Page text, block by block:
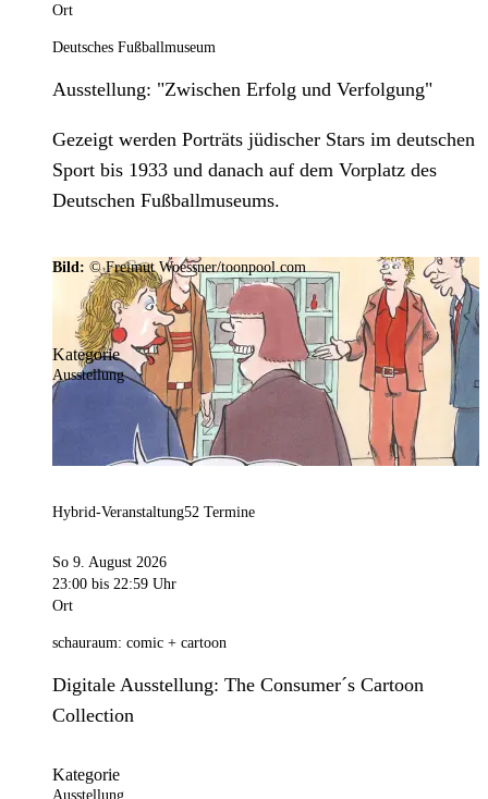
Ort
Deutsches Fußballmuseum
Ausstellung: "Zwischen Erfolg und Verfolgung"
Gezeigt werden Porträts jüdischer Stars im deutschen
Sport bis 1933 und danach auf dem Vorplatz des
Deutschen Fußballmuseums.
Bild: © Freimut Woessner/toonpool.com
Kategorie
Ausstellung
Hybrid-Veranstaltung52 Termine
So 9. August 2026
23:00 bis 22:59 Uhr
Ort
schauraum: comic + cartoon
Digitale Ausstellung: The Consumer´s Cartoon
Collection
Kategorie
Ausstellung